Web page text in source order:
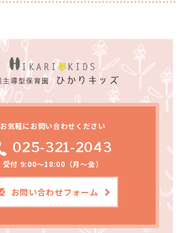
お気軽にお問い合わせください
025-321-2043
受付 9:00～18:00（月～金）
お問い合わせフォーム